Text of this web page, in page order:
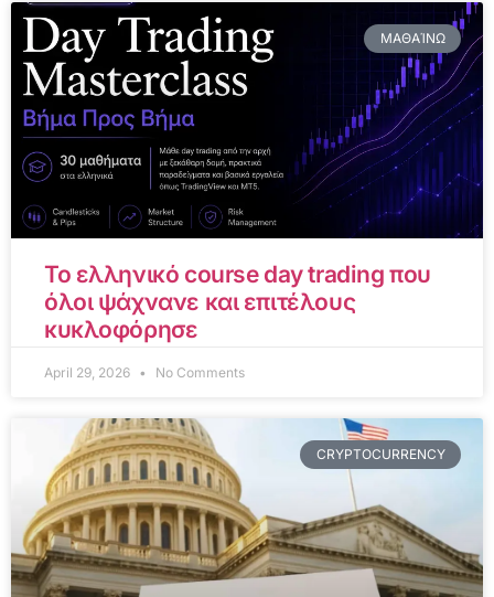
ΜΑΘΑΊΝΩ
Το ελληνικό course day trading που
όλοι ψάχνανε και επιτέλους
κυκλοφόρησε
April 29, 2026 No Comments
CRYPTOCURRENCY